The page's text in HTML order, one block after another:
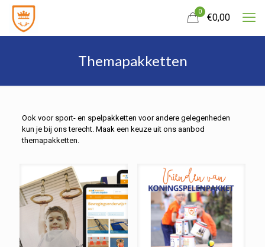
0
€0,00
Themapakketten
Ook voor sport- en spelpakketten voor andere gelegenheden
kun je bij ons terecht. Maak een keuze uit ons aanbod
themapakketten.